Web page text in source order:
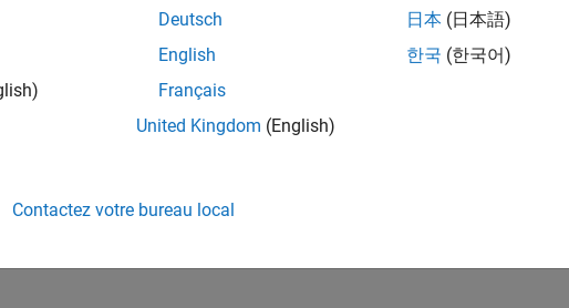
Deutsch
English
Français
United Kingdom (English)
日本 (日本語)
한국 (한국어)
Contactez votre bureau local